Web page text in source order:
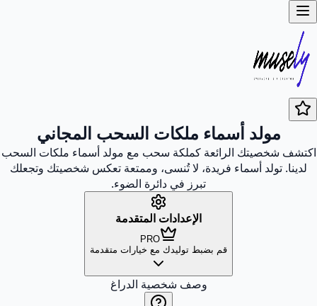
مولد أسماء ملكات السحب المجاني
اكتشف شخصيتك الرائعة كملكة سحب مع مولد أسماء ملكات السحب
لدينا. تولد أسماء فريدة، لا تُنسى، وممتعة تعكس شخصيتك وتجعلك
تبرز في دائرة الضوء.
الإعدادات المتقدمة
PRO
قم بضبط توليدك مع خيارات متقدمة
وصف شخصية الدراغ